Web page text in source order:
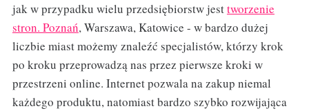
jak w przypadku wielu przedsiębiorstw jesttworzenie
stron. Poznań, Warszawa, Katowice - w bardzo dużej
liczbie miast możemy znaleźć specjalistów, którzy krok
po kroku przeprowadzą nas przez pierwsze kroki w
przestrzeni online. Internet pozwala na zakup niemal
każdego produktu, natomiast bardzo szybko rozwijająca